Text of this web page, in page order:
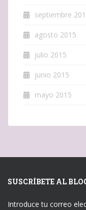
septiembre
agosto 2015
julio 2015
junio 2015
mayo 2015
SUSCRÍBETE AL
Introduce tu correo